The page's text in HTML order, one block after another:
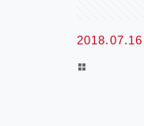
2018.07.16